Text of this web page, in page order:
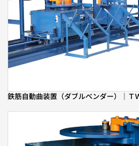
鉄筋自動曲装置（ダブルベンダー）｜Ｔ